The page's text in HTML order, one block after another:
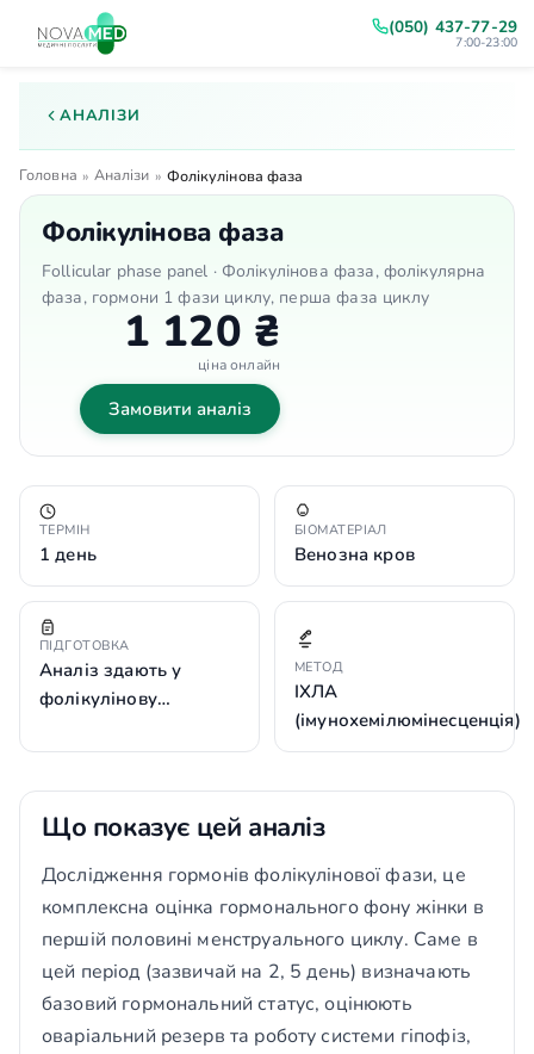
(050) 437-77-29
7:00-23:00
АНАЛІЗИ
Головна » Аналізи » Фолікулінова фаза
Фолікулінова фаза
Follicular phase panel · Фолікулінова фаза, фолікулярна
фаза, гормони 1 фази циклу, перша фаза циклу
1 120 ₴
ціна онлайн
Замовити аналіз
ТЕРМІН
1 день
БІОМАТЕРІАЛ
Венозна кров
ПІДГОТОВКА
Аналіз здають у
фолікулінову…
МЕТОД
ІХЛА
(імунохемілюмінесценція)
Що показує цей аналіз
Дослідження гормонів фолікулінової фази, це
комплексна оцінка гормонального фону жінки в
першій половині менструального циклу. Саме в
цей період (зазвичай на 2, 5 день) визначають
базовий гормональний статус, оцінюють
оваріальний резерв та роботу системи гіпофіз,